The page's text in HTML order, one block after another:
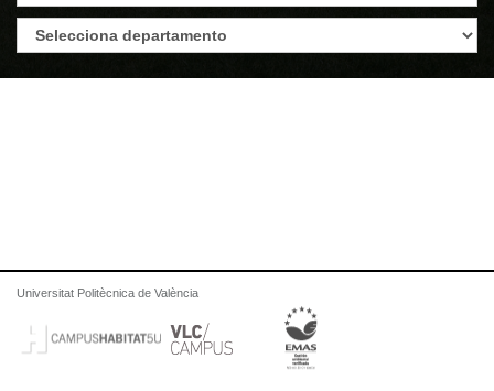
Universitat Politècnica de València